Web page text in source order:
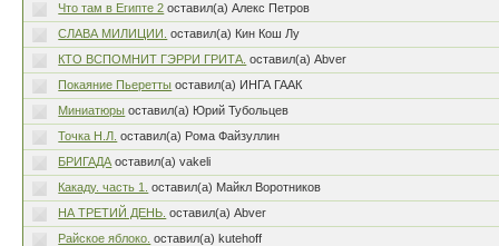
Что там в Египте 2 оставил(а) Алекс Петров
СЛАВА МИЛИЦИИ.
оставил(а) Кин Кош Лу
КТО ВСПОМНИТ ГЭРРИ ГРИТА. оставил(а) Abver
Покаяние Пьеретты оставил(а) ИНГА ГААК
Миниатюры оставил(а) Юрий Тубольцев
Точка Н.Л. оставил(а) Рома Файзуллин
БРИГАДА оставил(а) vakeli
Какаду. часть 1.
оставил(а) Майкл Воротников
НА ТРЕТИЙ ДЕНЬ. оставил(а) Abver
Райское яблоко. оставил(а) kutehoff